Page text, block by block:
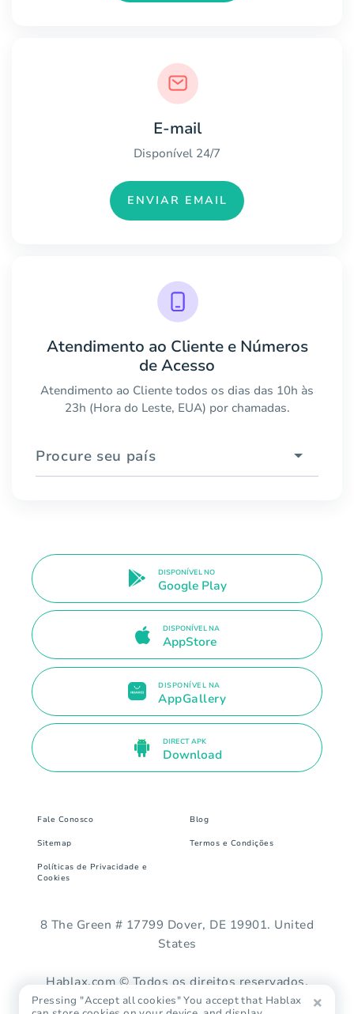
E-mail
Disponível 24/7
ENVIAR EMAIL
Atendimento ao Cliente e Números
de Acesso
Atendimento ao Cliente todos os dias das 10h às
23h (Hora do Leste, EUA) por chamadas.
Procure seu país
DISPONÍVEL NO
Google Play
DISPONÍVEL NA
AppStore
DISPONÍVEL NA
AppGallery
DIRECT APK
Download
Fale Conosco Blog
Sitemap Termos e Condições
Políticas de Privacidade e
Cookies
8 The Green # 17799 Dover, DE 19901. United
States
Hablax.com © Todos os direitos reservados.
Pressing "Accept all cookies" You accept that Hablax